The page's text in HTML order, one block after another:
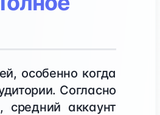
особенно когда
Согласно
средний аккаунт